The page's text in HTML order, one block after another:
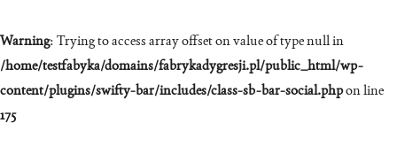
Warning: Trying to access array offset on value of type null in
/home/testfabyka/domains/fabrykadygresji.pl/public_html/wp-
content/plugins/swifty-bar/includes/class-sb-bar-social.phpon line
175